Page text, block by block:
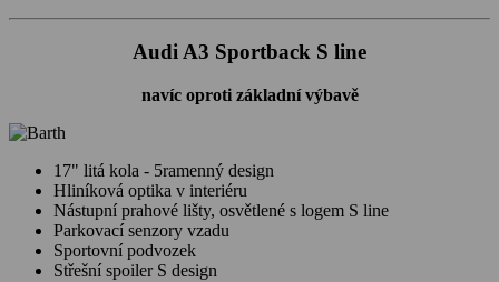
Audi A3 Sportback S line
navíc oproti základní výbavě
17" litá kola - 5ramenný design
Hliníková optika v interiéru
Nástupní prahové lišty, osvětlené s logem S line
Parkovací senzory vzadu
Sportovní podvozek
Střešní spoiler S design